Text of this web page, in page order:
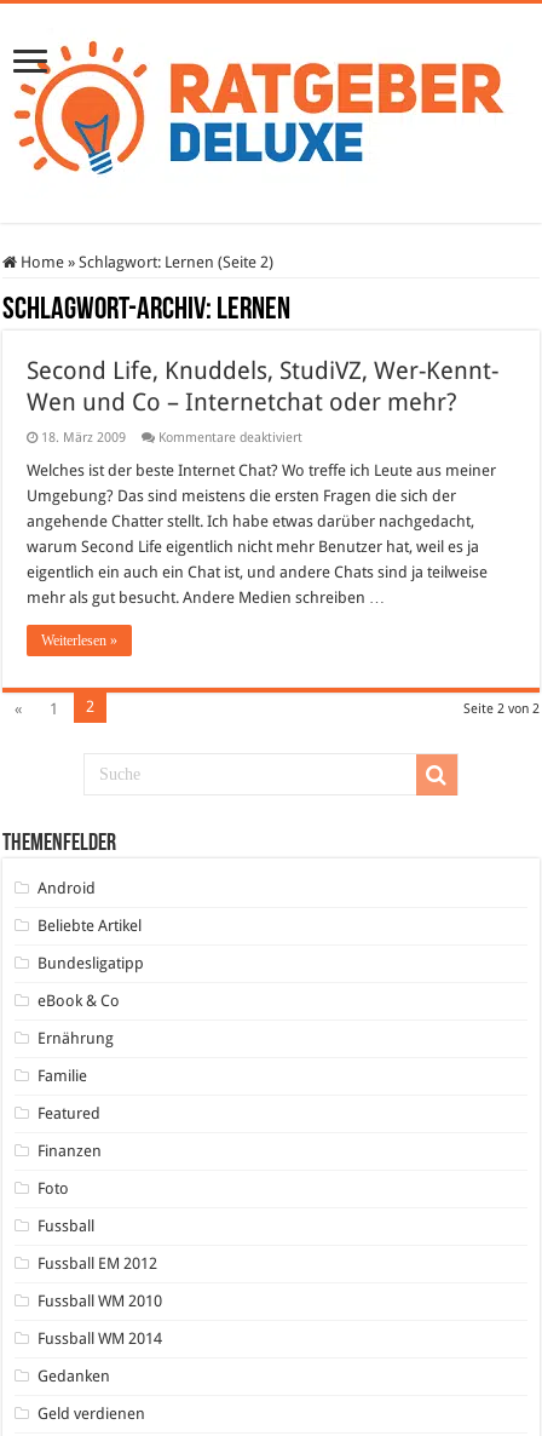
Home » Schlagwort: Lernen (Seite 2)
Schlagwort-Archiv: Lernen
Second Life, Knuddels, StudiVZ, Wer-Kennt-
Wen und Co – Internetchat oder mehr?
18. März 2009 Kommentare deaktiviertfür
Life,
StudiVZ,
Wer-
Kennt-
Wen
und
Co
–
Welches ist der beste Internet Chat? Wo treffe ich Leute aus meiner
Umgebung? Das sind meistens die ersten Fragen die sich der
angehende Chatter stellt. Ich habe etwas darüber nachgedacht,
warum Second Life eigentlich nicht mehr Benutzer hat, weil es ja
eigentlich ein auch ein Chat ist, und andere Chats sind ja teilweise
mehr als gut besucht. Andere Medien schreiben …
Weiterlesen »
Seite 2 von 2
« 1 2
Themenfelder
Android
Beliebte Artikel
Bundesligatipp
eBook & Co
Ernährung
Familie
Featured
Finanzen
Foto
Fussball
Fussball EM 2012
Fussball WM 2010
Fussball WM 2014
Gedanken
Geld verdienen